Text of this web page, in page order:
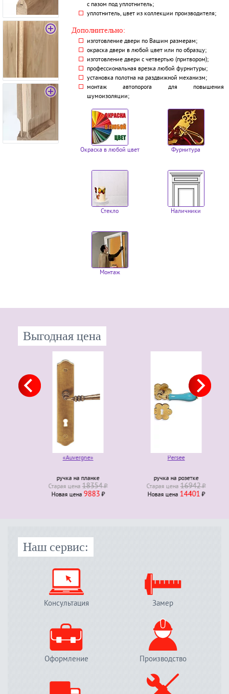
с пазом под уплотнитель;
уплотнитель, цвет из коллекции производителя;
Дополнительно:
изготовление двери по Вашим размерам;
окраска двери в любой цвет или по образцу;
изготовление двери с четвертью (притвором);
профессиональная врезка любой фурнитуры;
установка полотна на раздвижной механизм;
монтаж автопорога для повышения
шумоизоляции;
Окраска в любой цвет Фурнитура
Стекло Наличники
Монтаж
Выгодная цена
«Auvergne»
ручка на планке
Старая ценa18354₽
Новая ценa9883₽
Persee
ручка на розетке
Старая ценa16942₽
Новая ценa14401₽
Наш сервис:
Консультация Замер
Оформление Производство